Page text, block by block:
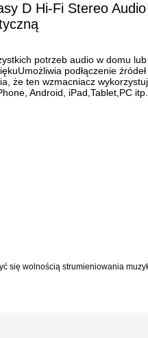
D Hi-Fi Stereo
potrzeb audio w domu
podłączenie
że ten wzmacniacz
Android, iPad,Tablet,PC
się wolnością strumieniowania